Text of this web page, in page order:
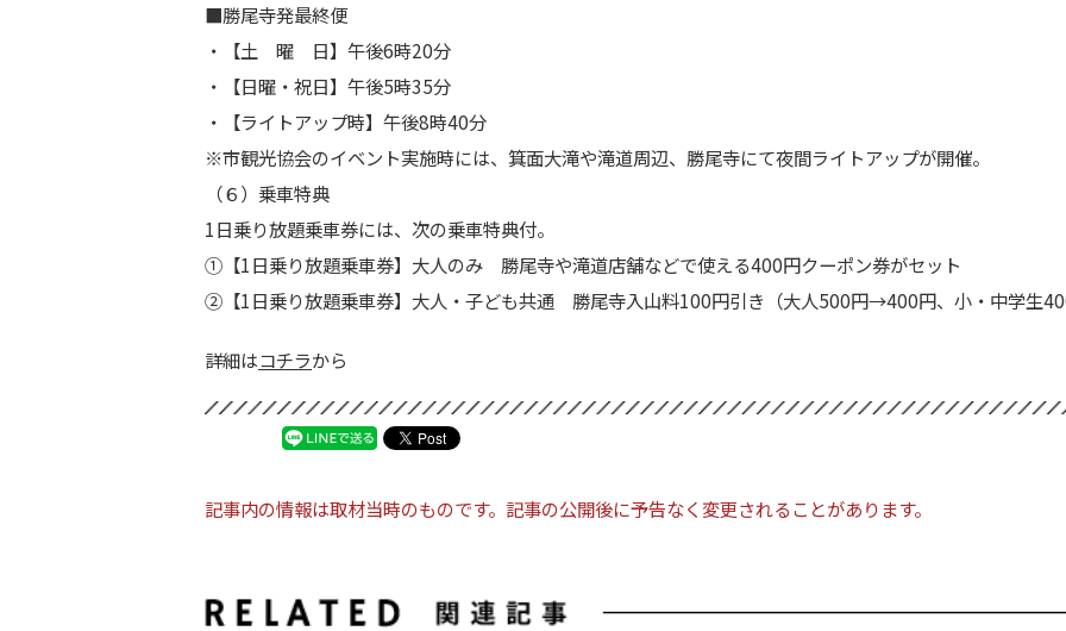
■勝尾寺発最終便
・【土 曜 日】午後6時20分
・【日曜・祝日】午後5時35分
・【ライトアップ時】午後8時40分
※市観光協会のイベント実施時には、 箕面大滝や滝道周辺、勝尾寺にて夜間ライトアップが開催。
（６）乗車特典
1日乗り放題乗車券には、次の乗車特典付。
①【1日乗り放題乗車券】大人のみ 勝尾寺や滝道店舗などで使える400円クーポン券がセット
②【1日乗り放題乗車券】大人・子ども共通 勝尾寺入山料100円引き（大人500円→400円、小・中学生
詳細はコチラから
記事内の情報は取材当時のものです。記事の公開後に予告なく変更されることがあります。